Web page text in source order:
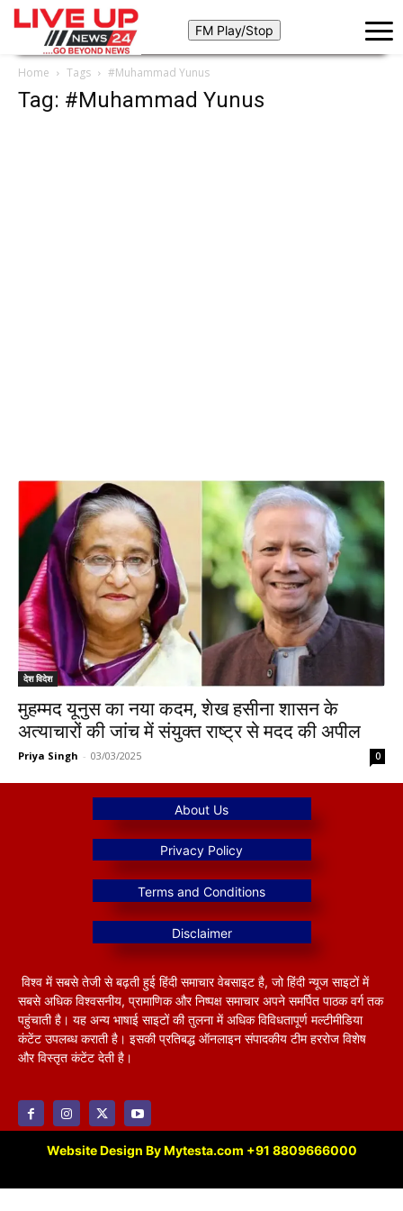
Home Tags #Muhammad Yunus
Tag: #Muhammad Yunus
देश विदेश
मुहम्मद यूनुस का नया कदम, शेख हसीना शासन के
अत्याचारों की जांच में संयुक्त राष्ट्र से मदद की अपील
Priya Singh - 03/03/2025 0
विश्व में सबसे तेजी से बढ़ती हुई हिंदी समाचार वेबसाइट है, जो हिंदी न्यूज साइटों में
सबसे अधिक विश्वसनीय, प्रामाणिक और निष्पक्ष समाचार अपने समर्पित पाठक वर्ग तक
पहुंचाती है। यह अन्य भाषाई साइटों की तुलना में अधिक विविधतापूर्ण मल्टीमीडिया
कंटेंट उपलब्ध कराती है। इसकी प्रतिबद्ध ऑनलाइन संपादकीय टीम हररोज विशेष
और विस्तृत कंटेंट देती है।
Website Design By Mytesta.com +91 8809666000